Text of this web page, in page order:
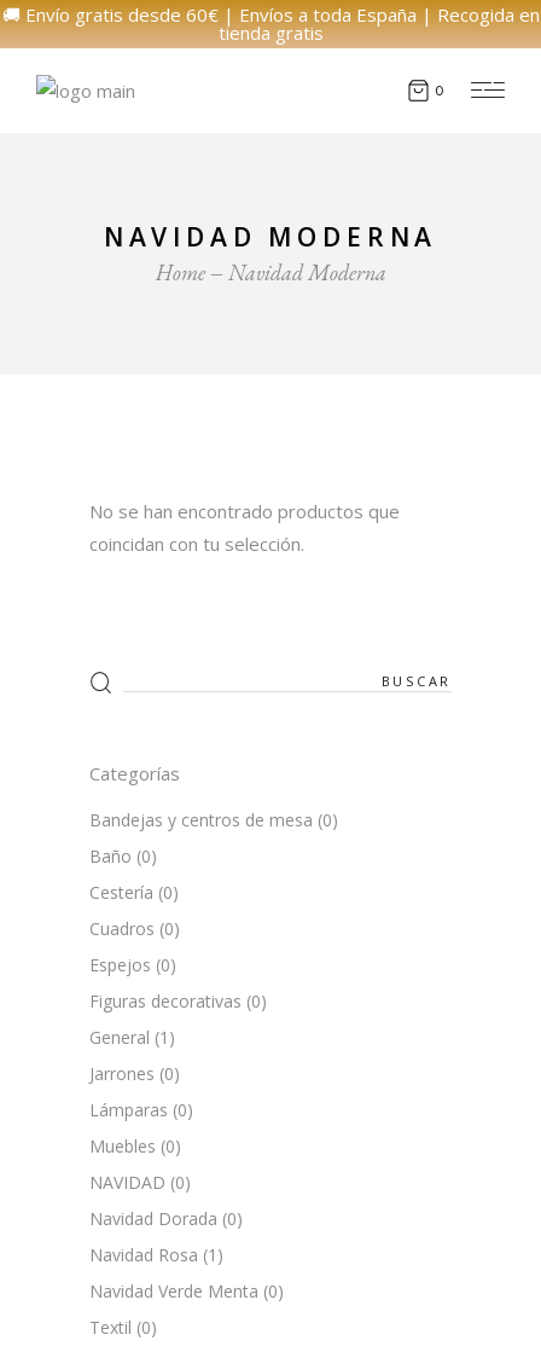
🚚 Envío gratis desde 60€ | Envíos a toda España | Recogida en
tienda gratis
0
NAVIDAD MODERNA
Home Navidad Moderna
No se han encontrado productos que
coincidan con tu selección.
Search
for:
Categorías
Bandejas y centros de mesa (0)
Baño (0)
Cestería (0)
Cuadros (0)
Espejos (0)
Figuras decorativas (0)
General (1)
Jarrones (0)
Lámparas (0)
Muebles (0)
NAVIDAD (0)
Navidad Dorada (0)
Navidad Rosa (1)
Navidad Verde Menta (0)
Textil (0)